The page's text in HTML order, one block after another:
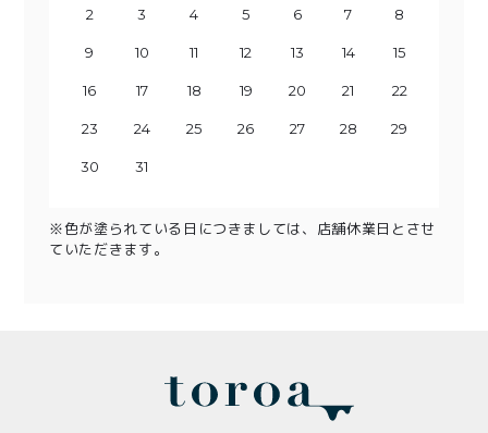
2 3 4 5 6 7 8
9 10 11 12 13 14 15
16 17 18 19 20 21 22
23 24 25 26 27 28 29
30 31
6 7 8 9 10 11 12
13 14 15 16 17 18 19
20 21 22 23 24 25 26
27 28 29 30
4 5 6 7 8 9 10
11 12 13 14 15 16 17
18 19 20 21 22 23 24
25 26 27 28 29 30 31
8 9 10 11 12 13 14
15 16 17 18 19 20 21
22 23 24 25 26 27 28
29 30
※色が塗られている日につきましては、店舗休業日とさせ
ていただきます。